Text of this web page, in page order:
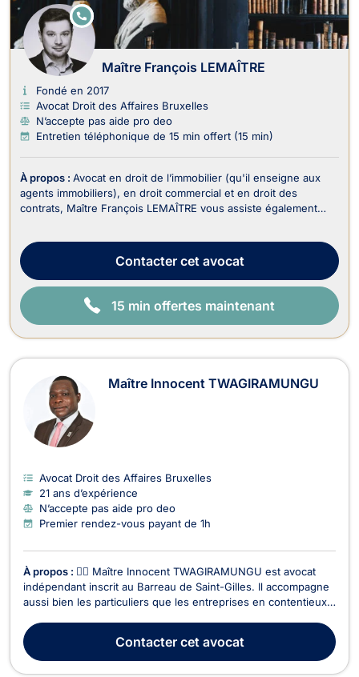
E
N
E
Maître François LEMAÎTRE
Fondé en 2017
Avocat Droit des Affaires Bruxelles
N’accepte pas aide pro deo
Entretien téléphonique de 15 min offert (15 min)
À propos : Avocat en droit de l’immobilier (qu'il enseigne aux
agents immobiliers), en droit commercial et en droit des
contrats, Maître François LEMAÎTRE vous assiste également
matière de baux portant sur...
Contactercet avocat
15 min offertes maintenant
Maître Innocent TWAGIRAMUNGU
Avocat Droit des Affaires Bruxelles
21 ans d’expérience
N’accepte pas aide pro deo
Premier rendez-vous payant de 1h
À propos : 👨‍⚖️ Maître Innocent TWAGIRAMUNGU est avocat
indépendant inscrit au Barreau de Saint-Gilles. Il accompagne
aussi bien les particuliers que les entreprises en contentieux
plusieurs branches du droit. 🔹 Domaines d’intervention : ✅
Droit des sociétés– Création d’entreprises...
Contactercet avocat